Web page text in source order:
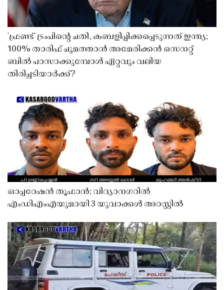
'ഫ്രണ്ട്' ട്രംപിന്റെ ചതി, കബളിപ്പിക്കപ്പെടുന്നത് ഇന്ത്യ;
100% താരിഫ് ചുമത്താൻ അമേരിക്കൻ സെനറ്റ്
ബിൽ പാസാക്കുമ്പോൾ ഏറ്റവും വലിയ
തിരിച്ചടിയാർക്ക്?
ഓപ്പറേഷൻ തൂഫാൻ; വിദ്യാനഗറിൽ
എംഡിഎംഎയുമായി 3 യുവാക്കൾ അറസ്റ്റിൽ